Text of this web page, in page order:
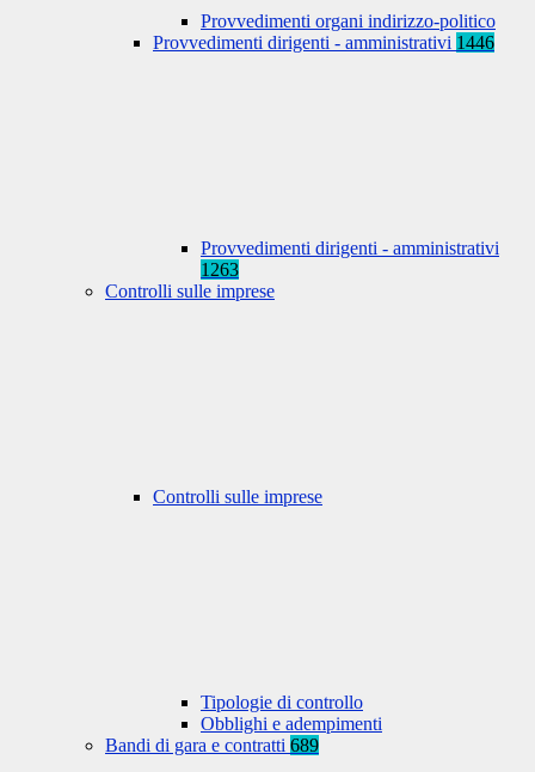
Provvedimenti organi indirizzo-politico
Provvedimenti dirigenti - amministrativi 1446
Provvedimenti dirigenti - amministrativi
1263
Controlli sulle imprese
Controlli sulle imprese
Tipologie di controllo
Obblighi e adempimenti
Bandi di gara e contratti 689